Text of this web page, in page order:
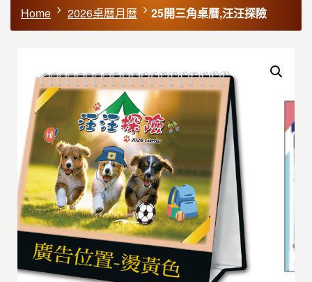
Home
2026桌曆月曆 25開三角桌曆,汪汪探險